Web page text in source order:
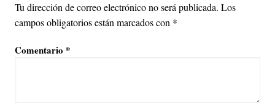
Tu dirección de correo electrónico no será publicada. Los
campos obligatorios están marcados con *
Comentario *